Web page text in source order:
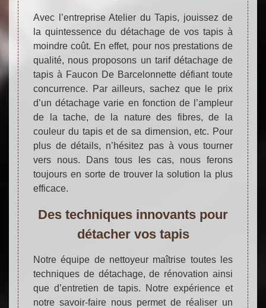
Avec l’entreprise Atelier du Tapis, jouissez de
la quintessence du détachage de vos tapis à
moindre coût. En effet, pour nos prestations de
qualité, nous proposons un tarif détachage de
tapis à Faucon De Barcelonnette défiant toute
concurrence. Par ailleurs, sachez que le prix
d’un détachage varie en fonction de l’ampleur
de la tache, de la nature des fibres, de la
couleur du tapis et de sa dimension, etc. Pour
plus de détails, n’hésitez pas à vous tourner
vers nous. Dans tous les cas, nous ferons
toujours en sorte de trouver la solution la plus
efficace.
Des techniques innovants pour
détacher vos tapis
Notre équipe de nettoyeur maîtrise toutes les
techniques de détachage, de rénovation ainsi
que d’entretien de tapis. Notre expérience et
notre savoir-faire nous permet de réaliser un